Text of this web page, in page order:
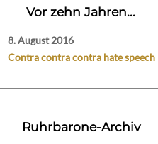
Vor zehn Jahren...
8. August 2016
Contra contra contra hate speech
Ruhrbarone-Archiv